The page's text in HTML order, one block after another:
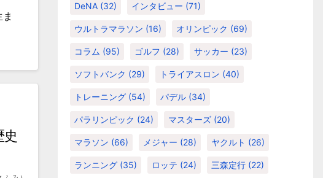
史
DeNA (32) インタビュー (71)
ウルトラマラソン (16) オリンピック (69)
コラム (95) ゴルフ (28) サッカー (23)
ソフトバンク (29) トライアスロン (40)
トレーニング (54) パデル (34)
パラリンピック (24) マスターズ (20)
マラソン (66) メジャー (28) ヤクルト (26)
ランニング (35) ロッテ (24) 三森定行 (22)